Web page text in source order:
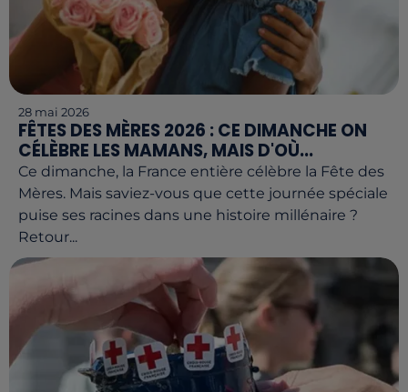
28 mai 2026
FÊTES DES MÈRES 2026 : CE DIMANCHE ON
CÉLÈBRE LES MAMANS, MAIS D'OÙ...
Ce dimanche, la France entière célèbre la Fête des
Mères. Mais saviez-vous que cette journée spéciale
puise ses racines dans une histoire millénaire ?
Retour...